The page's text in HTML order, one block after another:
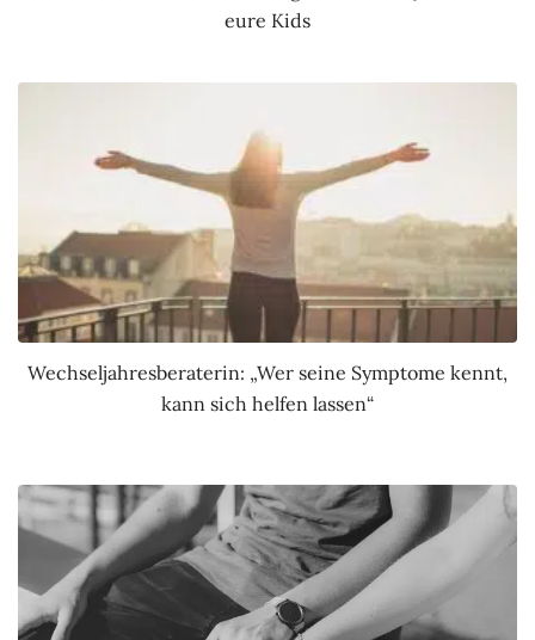
eure Kids
Wechseljahresberaterin: „Wer seine Symptome kennt,
kann sich helfen lassen“